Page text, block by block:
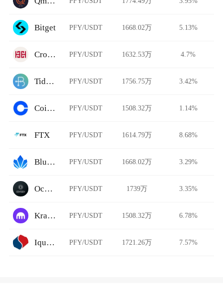
Bitget PFY/USDT 1668.02万 5.13%
Cronus Finance PFY/USDT 1632.53万 4.7%
Tidebit PFY/USDT 1756.75万 3.42%
Coinbase PFY/USDT 1508.32万 1.14%
FTX PFY/USDT 1614.79万 8.68%
BlueLotusDAO PFY/USDT 1668.02万 3.29%
Ocnex PFY/USDT 1739万 3.35%
Kraken PFY/USDT 1508.32万 6.78%
Iquant PFY/USDT 1721.26万 7.57%